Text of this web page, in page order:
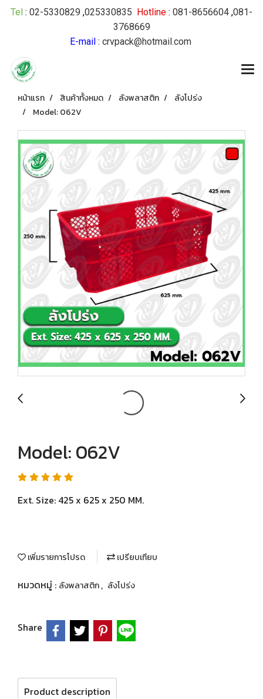
Tel : 02-5330829 ,025330835 Hotline : 081-8656604 ,081-
3768669
E-mail: crvpack@hotmail.com
หน้าแรก สินค้าทั้งหมด ลังพลาสติก
ลังโปร่ง
Model: 062V
Model: 062V
Ext. Size: 425 x 625 x 250 MM.
เพิ่มรายการโปรด เปรียบเทียบ
หมวดหมู่ : ลังพลาสติก, ลังโปร่ง
Share
Product description